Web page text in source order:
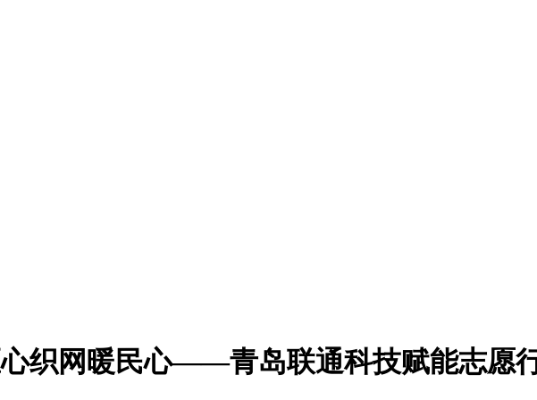
织网暖民心——青岛联通科技赋能志愿